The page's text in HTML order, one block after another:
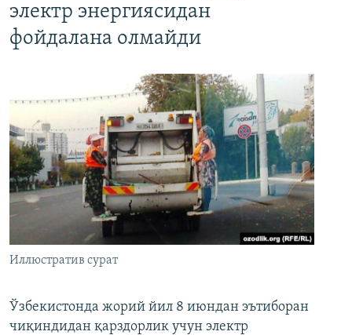
электр энергиясидан
фойдалана олмайди
Иллюстратив сурат
Ўзбекистонда жорий йил 8 июндан эътиборан
чиқиндидан қарздорлик учун электр